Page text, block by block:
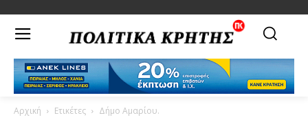
Αρχική Ετικέτες Δήμο Αμαρίου.